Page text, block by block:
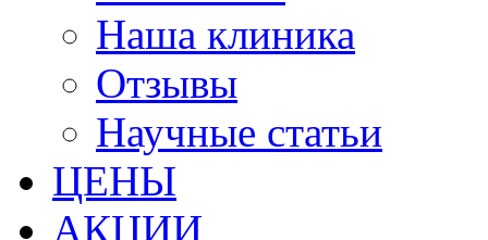
Наша клиника
Отзывы
Научные статьи
ЦЕНЫ
АКЦИИ